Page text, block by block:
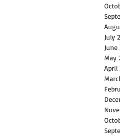
July
June
May
April